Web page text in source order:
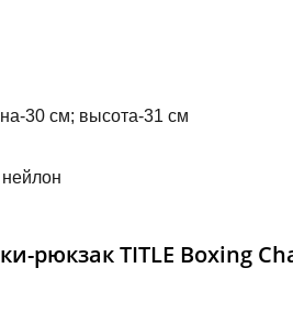
30 см; высота-31 см
рюкзак TITLE Boxing